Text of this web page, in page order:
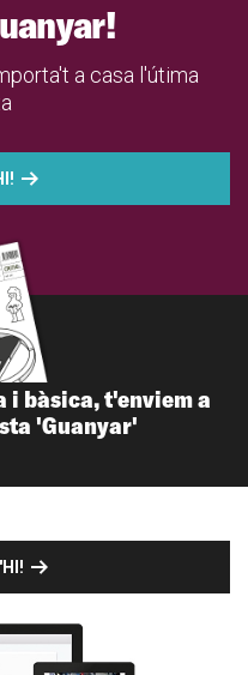
a casa l'útima
i bàsica, t'enviem a
'Guanyar'